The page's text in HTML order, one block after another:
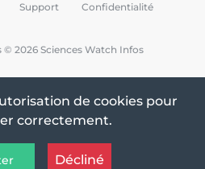
© 2026 Sciences Watch Infos
Support Confidentialité
de cookies pour
correctement.
Décliné